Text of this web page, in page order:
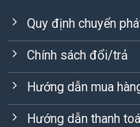
Quy định chuyển
Chính sách đổi/trả
Hướng dẫn mua
Hướng dẫn thanh